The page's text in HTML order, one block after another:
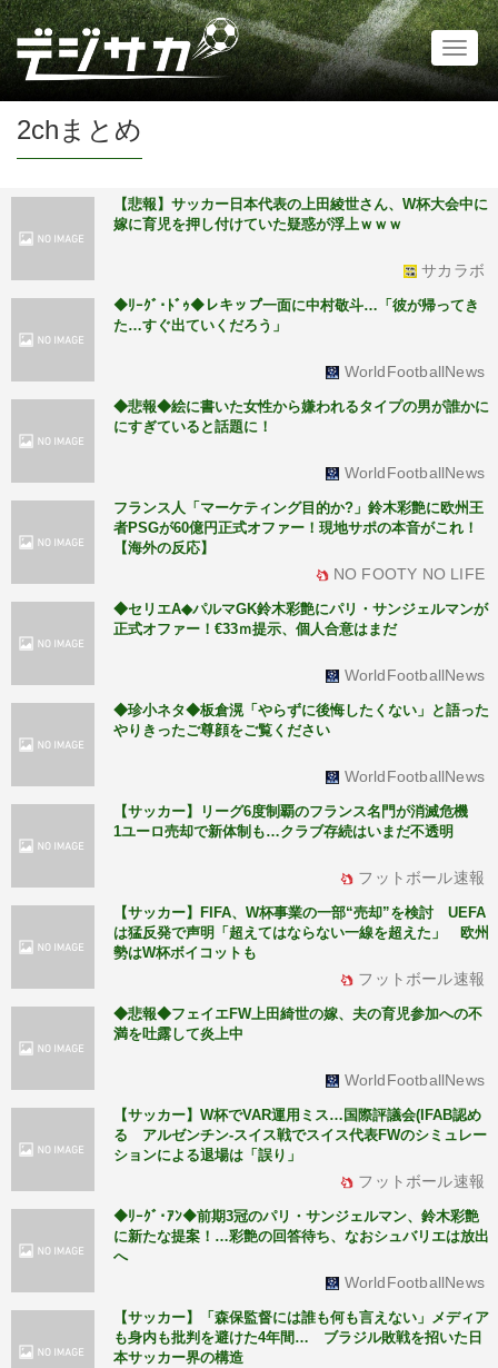
2chまとめ
【悲報】サッカー日本代表の上田綾世さん、W杯大会中に
嫁に育児を押し付けていた疑惑が浮上ｗｗｗ
サカラボ
◆ﾘｰｸﾞ･ﾄﾞｩ◆レキップ一面に中村敬斗…「彼が帰ってき
た…すぐ出ていくだろう」
WorldFootballNews
◆悲報◆絵に書いた女性から嫌われるタイプの男が誰かに
にすぎていると話題に！
WorldFootballNews
フランス人「マーケティング目的か?」鈴木彩艶に欧州王
者PSGが60億円正式オファー！現地サポの本音がこれ！
【海外の反応】
NO FOOTY NO LIFE
◆セリエA◆パルマGK鈴木彩艶にパリ・サンジェルマンが
正式オファー！€33ｍ提示、個人合意はまだ
WorldFootballNews
◆珍小ネタ◆板倉滉「やらずに後悔したくない」と語った
やりきったご尊顔をご覧ください
WorldFootballNews
【サッカー】リーグ6度制覇のフランス名門が消滅危機
1ユーロ売却で新体制も…クラブ存続はいまだ不透明
フットボール速報
【サッカー】FIFA、W杯事業の一部“売却”を検討 UEFA
は猛反発で声明「超えてはならない一線を超えた」 欧州
勢はW杯ボイコットも
フットボール速報
◆悲報◆フェイエFW上田綺世の嫁、夫の育児参加への不
満を吐露して炎上中
WorldFootballNews
【サッカー】W杯でVAR運用ミス…国際評議会(IFAB認め
る アルゼンチン-スイス戦でスイス代表FWのシミュレー
ションによる退場は「誤り」
フットボール速報
◆ﾘｰｸﾞ･ｱﾝ◆前期3冠のパリ・サンジェルマン、鈴木彩艶
に新たな提案！…彩艶の回答待ち、なおシュバリエは放出
へ
WorldFootballNews
【サッカー】「森保監督には誰も何も言えない」メディア
も身内も批判を避けた4年間… ブラジル敗戦を招いた日
本サッカー界の構造